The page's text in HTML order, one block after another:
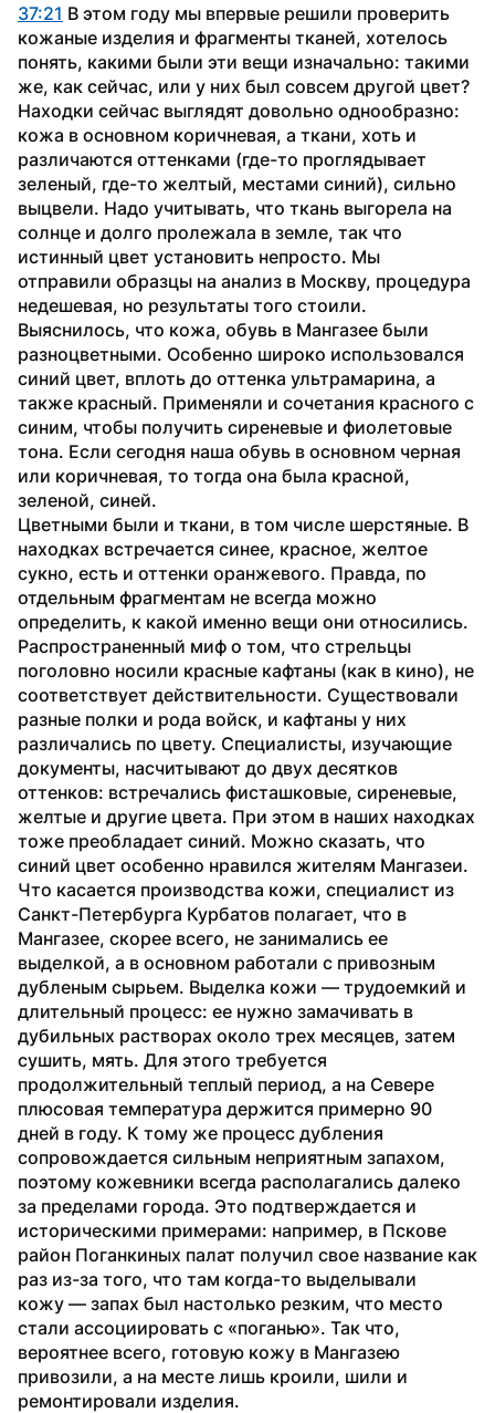
37:21 В этом году мы впервые решили проверить
кожаные изделия и фрагменты тканей, хотелось
понять, какими были эти вещи изначально: такими
же, как сейчас, или у них был совсем другой цвет?
Находки сейчас выглядят довольно однообразно:
кожа в основном коричневая, а ткани, хоть и
различаются оттенками (где-то проглядывает
зеленый, где-то желтый, местами синий), сильно
выцвели. Надо учитывать, что ткань выгорела на
солнце и долго пролежала в земле, так что
истинный цвет установить непросто. Мы
отправили образцы на анализ в Москву, процедура
недешевая, но результаты того стоили.
Выяснилось, что кожа, обувь в Мангазее были
разноцветными. Особенно широко использовался
синий цвет, вплоть до оттенка ультрамарина, а
также красный. Применяли и сочетания красного с
синим, чтобы получить сиреневые и фиолетовые
тона. Если сегодня наша обувь в основном черная
или коричневая, то тогда она была красной,
зеленой, синей.
Цветными были и ткани, в том числе шерстяные. В
находках встречается синее, красное, желтое
сукно, есть и оттенки оранжевого. Правда, по
отдельным фрагментам не всегда можно
определить, к какой именно вещи они относились.
Распространенный миф о том, что стрельцы
поголовно носили красные кафтаны (как в кино), не
соответствует действительности. Существовали
разные полки и рода войск, и кафтаны у них
различались по цвету. Специалисты, изучающие
документы, насчитывают до двух десятков
оттенков: встречались фисташковые, сиреневые,
желтые и другие цвета. При этом в наших находках
тоже преобладает синий. Можно сказать, что
синий цвет особенно нравился жителям Мангазеи.
Что касается производства кожи, специалист из
Санкт-Петербурга Курбатов полагает, что в
Мангазее, скорее всего, не занимались ее
выделкой, а в основном работали с привозным
дубленым сырьем. Выделка кожи — трудоемкий и
длительный процесс: ее нужно замачивать в
дубильных растворах около трех месяцев, затем
сушить, мять. Для этого требуется
продолжительный теплый период, а на Севере
плюсовая температура держится примерно 90
дней в году. К тому же процесс дубления
сопровождается сильным неприятным запахом,
поэтому кожевники всегда располагались далеко
за пределами города. Это подтверждается и
историческими примерами: например, в Пскове
район Поганкиных палат получил свое название как
раз из-за того, что там когда-то выделывали
кожу — запах был настолько резким, что место
стали ассоциировать с «поганью». Так что,
вероятнее всего, готовую кожу в Мангазею
привозили, а на месте лишь кроили, шили и
ремонтировали изделия.